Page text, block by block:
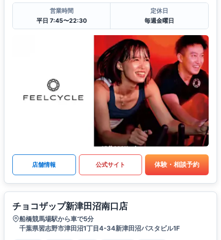
営業時間
平日 7:45〜22:30
定休日
毎週金曜日
店舗情報 公式サイト 体験・相談予約
チョコザップ新津田沼南口店
船橋競馬場駅から車で5分
千葉県習志野市津田沼1丁目4-34新津田沼パスタビル1F